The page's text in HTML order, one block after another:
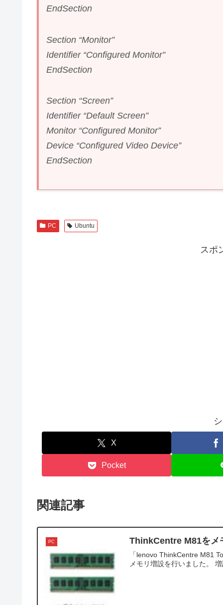
EndSection
Section “Monitor”
Identifier “Configured Monitor”
EndSection
Section “Screen”
Identifier “Default Screen”
Monitor “Configured Monitor”
Device “Configured Video Device”
EndSection
PC Ubuntu
スポ
X
Pocket
関連記事
PC ThinkCentre M81をメ
「lenovo ThinkCentre M81
メモリ増設を行いました。